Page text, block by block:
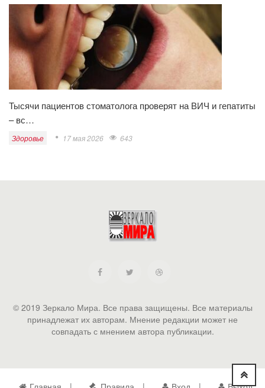
Тысячи пациентов стоматолога проверят на ВИЧ и гепатиты
– вс…
Здоровье 17 мая 2026 643
© 2019 Зеркало Мира. Все права защищены. Все материалы
принадлежат их авторам. Мнение редакции может не
совпадать с мнением автора публикации.